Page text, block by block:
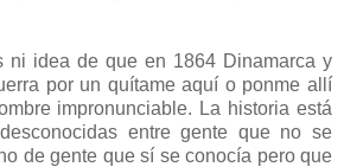
ni idea de que en 1864 Dinamarca y
por un quítame aquí o ponme allí
impronunciable. La historia está
entre gente que no se
de gente que sí se conocía pero que